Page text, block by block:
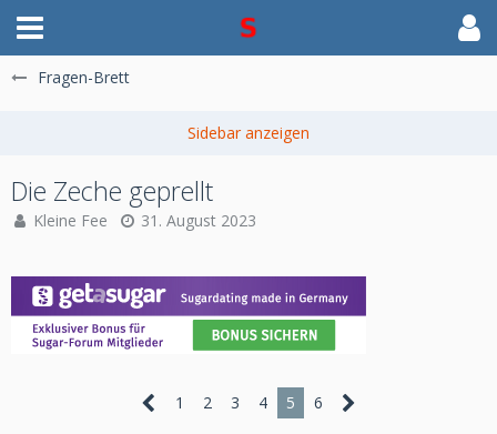
Fragen-Brett
Die Zeche geprellt
Kleine Fee 31. August 2023
1 2 3 4 5 6